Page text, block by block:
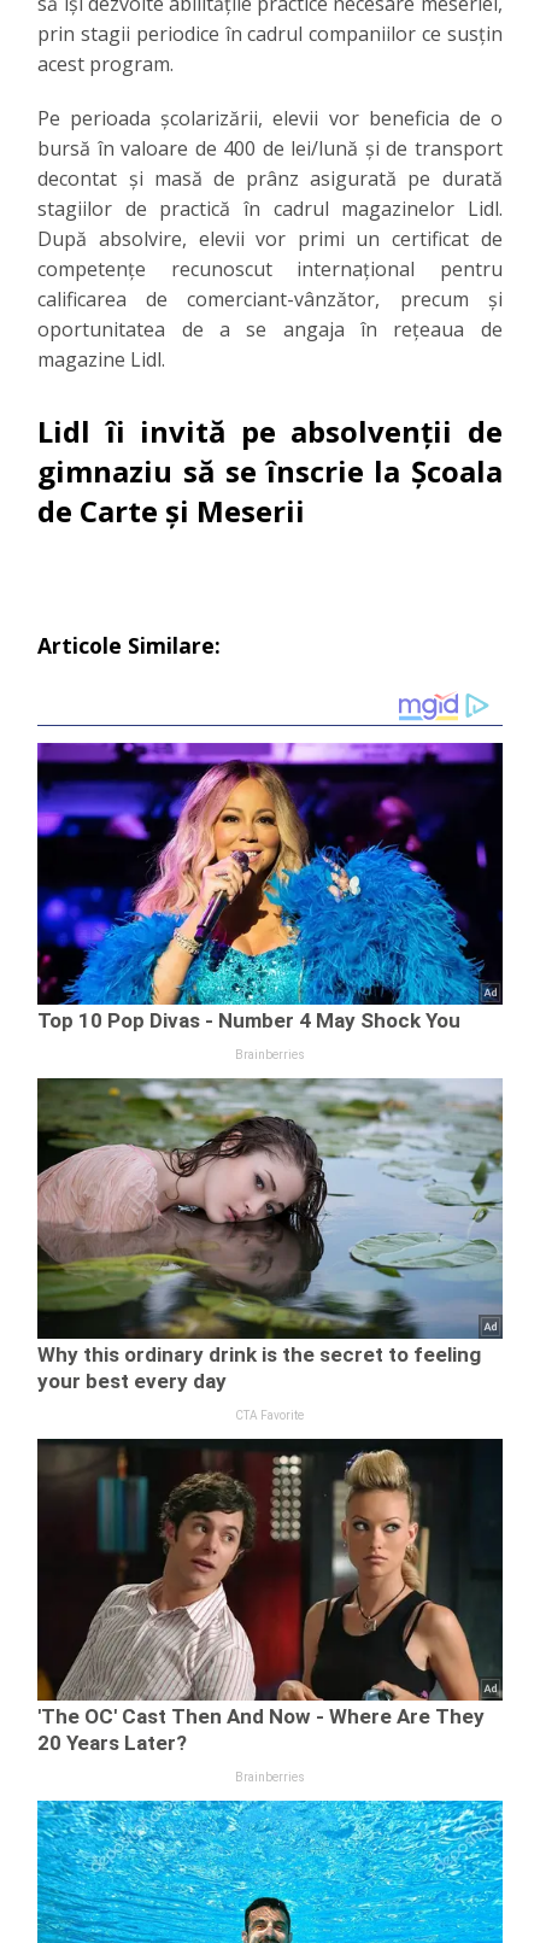
prin stagii periodice în cadrul companiilor ce susțin
acest program.
Pe perioada școlarizării, elevii vor beneficia de o
bursă în valoare de 400 de lei/lună și de transport
decontat și masă de prânz asigurată pe durată
stagiilor de practică în cadrul magazinelor Lidl.
După absolvire, elevii vor primi un certificat de
competențe recunoscut internațional pentru
calificarea de comerciant-vânzător, precum și
oportunitatea de a se angaja în rețeaua de
magazine Lidl.
Lidl îi invită pe absolvenții de
gimnaziu să se înscrie la Școala
de Carte și Meserii
Articole Similare: